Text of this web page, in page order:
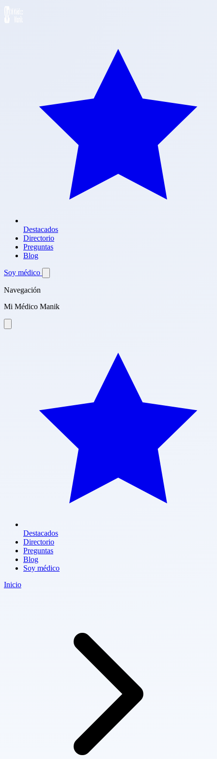
Destacados
Directorio
Preguntas
Blog
Soy médico
Navegación
Mi Médico Manik
Destacados
Directorio
Preguntas
Blog
Soy médico
Inicio